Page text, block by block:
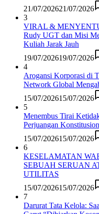
21/07/202621/07/2026
3
VIRAL &
Rudy UGT dan Misi
Kuliah Jarak Jauh
19/07/202619/07/2026
4
Arogansi Korporasi di
Network Global
15/07/202615/07/2026
5
Menembus Tirai
Perjuangan
15/07/202615/07/2026
6
KESELAMATAN
SEBUAH SERUAN
UTILITAS
15/07/202615/07/2026
7
Darurat Tata Kelola: